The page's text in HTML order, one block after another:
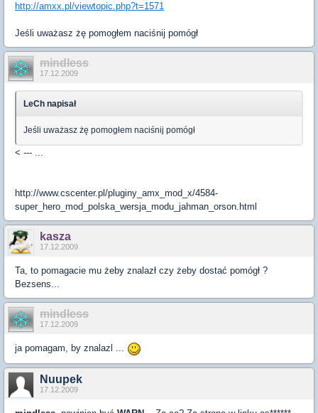
http://amxx.pl/viewtopic.php?t=1571
Jeśli uważasz żę pomogłem naciśnij pomógł
mindless
17.12.2009
LeCh napisał
Jeśli uważasz żę pomogłem naciśnij pomógł
< --- ...
http://www.cscenter.pl/pluginy_amx_mod_x/4584-
super_hero_mod_polska_wersja_modu_jahman_orson.html
kasza
17.12.2009
Ta, to pomagacie mu żeby znalazł czy żeby dostać pomógł ?
Bezsens...
mindless
17.12.2009
ja pomagam, by znalazl ...
Nuupek
17.12.2009